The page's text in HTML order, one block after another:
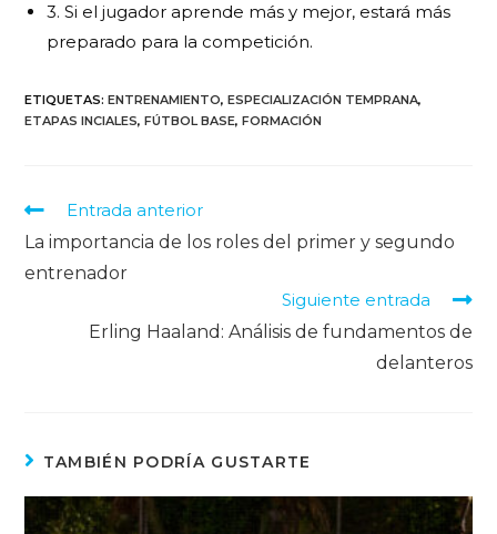
3. Si el jugador aprende más y mejor, estará más
preparado para la competición.
ETIQUETAS:ENTRENAMIENTO, ESPECIALIZACIÓN TEMPRANA,
ETAPAS INCIALES, FÚTBOL BASE, FORMACIÓN
Entrada anterior
La importancia de los roles del primer y segundo
entrenador
Siguiente entrada
Erling Haaland: Análisis de fundamentos de
delanteros
TAMBIÉN PODRÍA GUSTARTE